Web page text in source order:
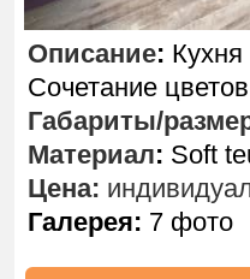
Описание: Кухня
Сочетание цветов
Габариты/
Материал: Soft
Цена:
Галерея: 7 фото